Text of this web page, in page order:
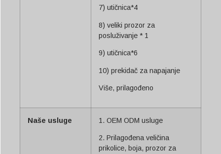
7) utičnica*4
8) veliki prozor za
posluživanje * 1
9) utičnica*6
10) prekidač za napajanje
Više, prilagođeno
Naše usluge 1. OEM ODM usluge
2. Prilagođena veličina
prikolice, boja, prozor za